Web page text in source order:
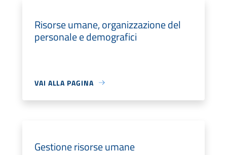
Risorse umane, organizzazione del
personale e demografici
VAI ALLA PAGINA
Gestione risorse umane